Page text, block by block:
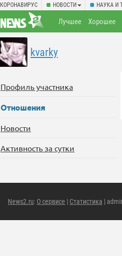
КОРОНАВИРУС НОВОСТИ НАУКА И
Лучшее Хорошее
kvarky
Профиль участника
Отношения
Новости
Активность за сутки
News2.ru: О сервисе | Статистика |